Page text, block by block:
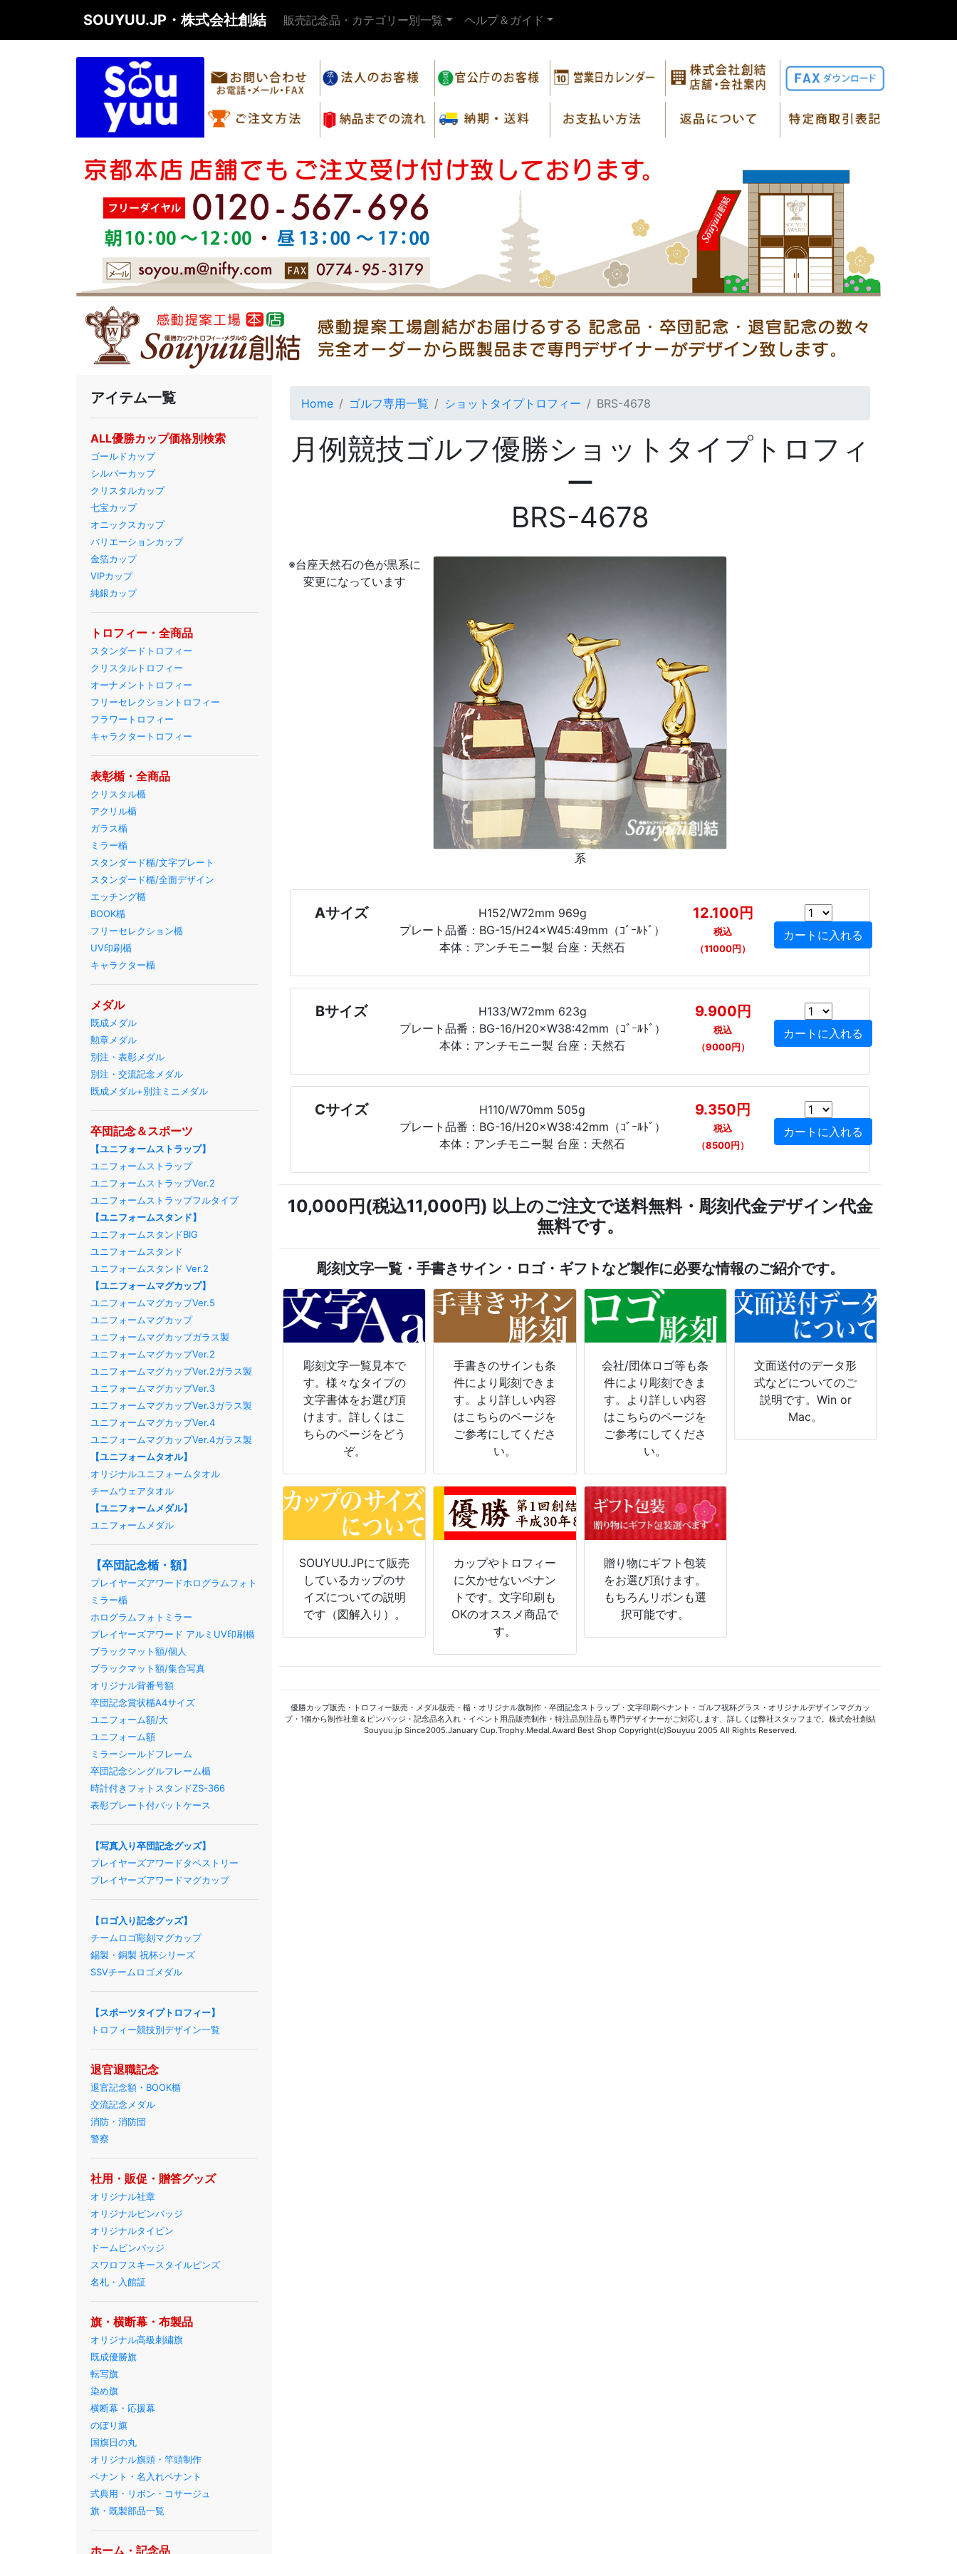
SOUYUU.JP・株式会社創結 販売記念品・カテゴリー別一覧 ヘルプ＆ガイド
アイテム一覧
ALL優勝カップ価格別検索
ゴールドカップ
シルバーカップ
クリスタルカップ
七宝カップ
オニックスカップ
バリエーションカップ
金箔カップ
VIPカップ
純銀カップ
トロフィー・全商品
スタンダードトロフィー
クリスタルトロフィー
オーナメントトロフィー
フリーセレクショントロフィー
フラワートロフィー
キャラクタートロフィー
表彰楯・全商品
クリスタル楯
アクリル楯
ガラス楯
ミラー楯
スタンダード楯/文字プレート
スタンダード楯/全面デザイン
エッチング楯
BOOK楯
フリーセレクション楯
UV印刷楯
キャラクター楯
メダル
既成メダル
勲章メダル
別注・表彰メダル
別注・交流記念メダル
既成メダル+別注ミニメダル
卒団記念＆スポーツ
【ユニフォームストラップ】
ユニフォームストラップ
ユニフォームストラップVer.2
ユニフォームストラップフルタイプ
【ユニフォームスタンド】
ユニフォームスタンドBIG
ユニフォームスタンド
ユニフォームスタンド Ver.2
【ユニフォームマグカップ】
ユニフォームマグカップVer.5
ユニフォームマグカップ
ユニフォームマグカップガラス製
ユニフォームマグカップVer.2
ユニフォームマグカップVer.2ガラス製
ユニフォームマグカップVer.3
ユニフォームマグカップVer.3ガラス製
ユニフォームマグカップVer.4
ユニフォームマグカップVer.4ガラス製
【ユニフォームタオル】
オリジナルユニフォームタオル
チームウェアタオル
【ユニフォームメダル】
ユニフォームメダル
【卒団記念楯・額】
プレイヤーズアワードホログラムフォト
ミラー楯
ホログラムフォトミラー
プレイヤーズアワード アルミUV印刷楯
ブラックマット額/個人
ブラックマット額/集合写真
オリジナル背番号額
卒団記念賞状楯A4サイズ
ユニフォーム額/大
ユニフォーム額
ミラーシールドフレーム
卒団記念シングルフレーム楯
時計付きフォトスタンドZS-366
表彰プレート付バットケース
【写真入り卒団記念グッズ】
プレイヤーズアワードタペストリー
プレイヤーズアワードマグカップ
【ロゴ入り記念グッズ】
チームロゴ彫刻マグカップ
錫製・銅製 祝杯シリーズ
SSVチームロゴメダル
【スポーツタイプトロフィー】
トロフィー競技別デザイン一覧
退官退職記念
退官記念額・BOOK楯
交流記念メダル
消防・消防団
警察
社用・販促・贈答グッズ
オリジナル社章
オリジナルピンバッジ
オリジナルタイピン
ドームピンバッジ
スワロフスキースタイルピンズ
名札・入館証
旗・横断幕・布製品
オリジナル高級刺繍旗
既成優勝旗
転写旗
染め旗
横断幕・応援幕
のぼり旗
国旗日の丸
オリジナル旗頭・竿頭制作
ペナント・名入れペナント
式典用・リボン・コサージュ
旗・既製部品一覧
ホーム・記念品
Home ゴルフ専用一覧 ショットタイプトロフィー BRS-4678
月例競技ゴルフ優勝ショットタイプトロフィ
ー
BRS-4678
※台座天然石の色が黒系に
変更になっています
系
Aサイズ
H152/W72mm 969g
プレート品番：BG-15/H24×W45:49mm（ｺﾞｰﾙﾄﾞ）
本体：アンチモニー製 台座：天然石
12.100円
税込
（11000円）
Bサイズ
H133/W72mm 623g
プレート品番：BG-16/H20×W38:42mm（ｺﾞｰﾙﾄﾞ）
本体：アンチモニー製 台座：天然石
9.900円
税込
（9000円）
Cサイズ
H110/W70mm 505g
プレート品番：BG-16/H20×W38:42mm（ｺﾞｰﾙﾄﾞ）
本体：アンチモニー製 台座：天然石
9.350円
税込
（8500円）
10,000円(税込11,000円) 以上のご注文で送料無料・彫刻代金デザイン代金
無料です。
彫刻文字一覧・手書きサイン・ロゴ・ギフトなど製作に必要な情報のご紹介です。
彫刻文字一覧見本で
す。様々なタイプの
文字書体をお選び頂
けます。詳しくはこ
ちらのページをどう
ぞ。
手書きのサインも条
件により彫刻できま
す。より詳しい内容
はこちらのページを
ご参考にしてくださ
い。
会社/団体ロゴ等も条
件により彫刻できま
す。より詳しい内容
はこちらのページを
ご参考にしてくださ
い。
文面送付のデータ形
式などについてのご
説明です。Win or
Mac。
SOUYUU.JPにて販売
しているカップのサ
イズについての説明
です（図解入り）。
カップやトロフィー
に欠かせないペナン
トです。文字印刷も
OKのオススメ商品で
す。
贈り物にギフト包装
をお選び頂けます。
もちろんリボンも選
択可能です。
優勝カップ販売・トロフィー販売・メダル販売・楯・オリジナル旗制作・卒団記念ストラップ・文字印刷ペナント・ゴルフ祝杯グラス・オリジナルデザインマグカッ
プ・1個から制作社章＆ピンバッジ・記念品名入れ・イベント用品販売制作・特注品別注品も専門デザイナーがご対応します、詳しくは弊社スタッフまで。株式会社創結
Souyuu.jp Since2005.January Cup.Trophy.Medal.Award Best Shop Copyright(c)Souyuu 2005 All Rights Reserved.